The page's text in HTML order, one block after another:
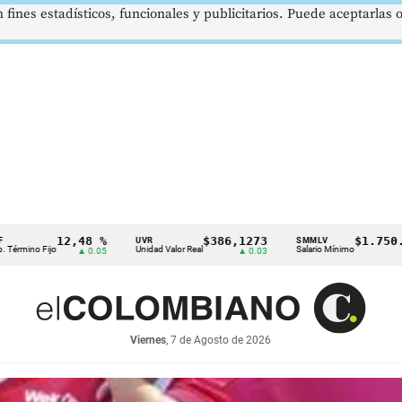
UVR
Unidad Valor Real
$386,1273
▲ 0.03
SMMLV
Salario Mínimo
$1.750.905
—
BRENT
Viernes, 7 de Agosto de 2026
estadísticos, funcionales y publicitarios. Puede aceptarlas